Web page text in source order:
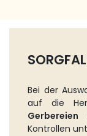
Bei der
auf die
Gerbereien
Kontrollen